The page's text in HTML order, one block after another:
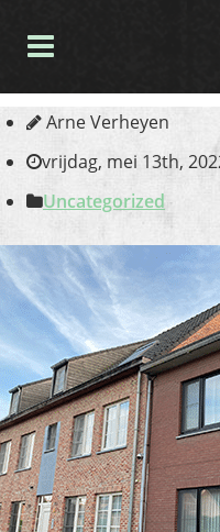
Arne Verheyen
vrijdag, mei 13th,
Uncategorized